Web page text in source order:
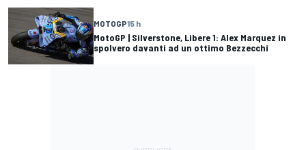
MOTOGP15 h
MotoGP | Silverstone, Libere 1: Alex Marquez in
spolvero davanti ad un ottimo Bezzecchi